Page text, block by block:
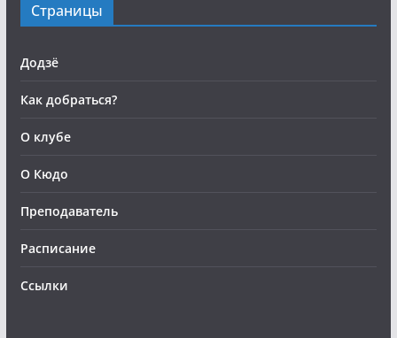
Страницы
Додзё
Как добраться?
О клубе
О Кюдо
Преподаватель
Расписание
Ссылки